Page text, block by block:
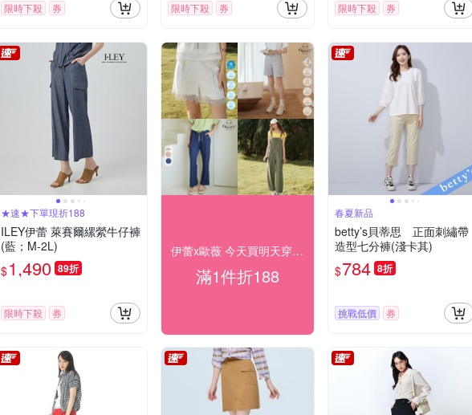
限時下殺 券 限時下殺 券 限時下殺 券
★速★下單現折188
ILEY伊蕾 萊賽爾縲縈牛仔褲
(藍；M-2L)
$1,490 89折
限時下殺 券
伊蕾x歐薇 今天買明天穿 下單折188
滿1件折188
春夏新品
betty’s貝蒂思 正面刺繡帶
造型七分褲(淺卡其)
$784 8折
挑戰低價 券